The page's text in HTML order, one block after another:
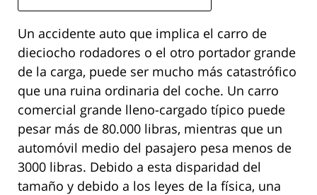
Un accidente auto que implica el carro de
dieciocho rodadores o el otro portador grande
de la carga, puede ser mucho más catastrófico
que una ruina ordinaria del coche. Un carro
comercial grande lleno-cargado típico puede
pesar más de 80.000 libras, mientras que un
automóvil medio del pasajero pesa menos de
3000 libras. Debido a esta disparidad del
tamaño y debido a los leyes de la física, una